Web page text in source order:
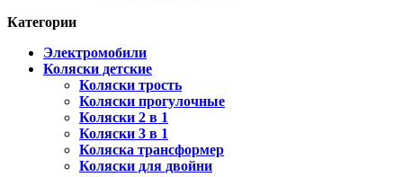
Категории
Электромобили
Коляски детские
Коляски трость
Коляски прогулочные
Коляски 2 в 1
Коляски 3 в 1
Коляска трансформер
Коляски для двойни